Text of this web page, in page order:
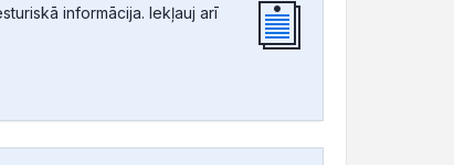
informācija. Iekļauj arī